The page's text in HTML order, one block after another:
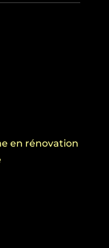
en rénovation